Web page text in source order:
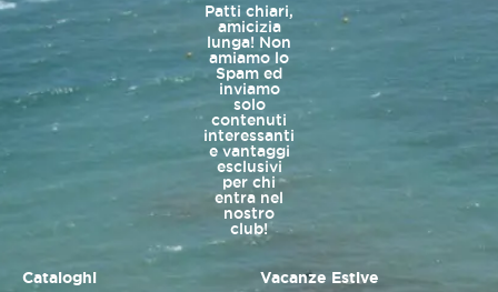
Patti chiari,
amicizia
lunga! Non
amiamo lo
Spam ed
inviamo
solo
contenuti
interessanti
e vantaggi
esclusivi
per chi
entra nel
nostro
club!
Cataloghi Vacanze Estive